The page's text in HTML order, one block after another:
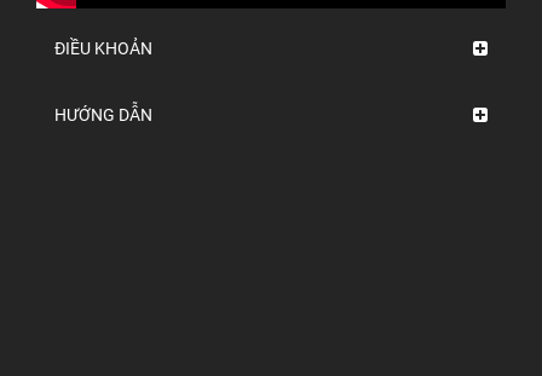
ĐIỀU KHOẢN
HƯỚNG DẪN